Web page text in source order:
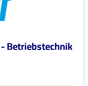
Betriebstechnik